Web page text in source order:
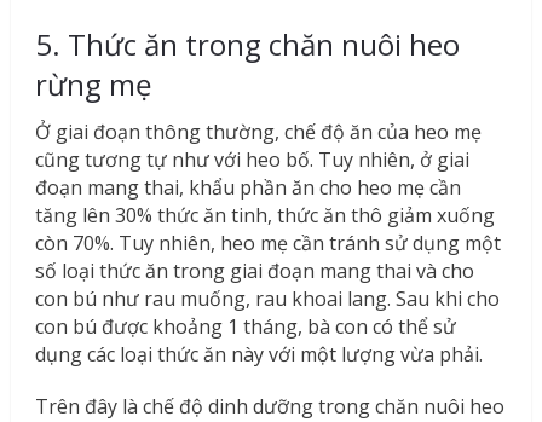
5. Thức ăn trong chăn nuôi heo
rừng mẹ
Ở giai đoạn thông thường, chế độ ăn của heo mẹ
cũng tương tự như với heo bố. Tuy nhiên, ở giai
đoạn mang thai, khẩu phần ăn cho heo mẹ cần
tăng lên 30% thức ăn tinh, thức ăn thô giảm xuống
còn 70%. Tuy nhiên, heo mẹ cần tránh sử dụng một
số loại thức ăn trong giai đoạn mang thai và cho
con bú như rau muống, rau khoai lang. Sau khi cho
con bú được khoảng 1 tháng, bà con có thể sử
dụng các loại thức ăn này với một lượng vừa phải.
Trên đây là chế độ dinh dưỡng trong chăn nuôi heo